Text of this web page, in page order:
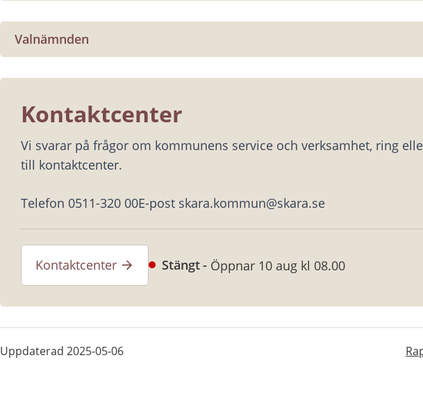
Valnämnden
Kontaktcenter
Vi svarar på frågor om kommunens service och verksamhet, ring
till kontaktcenter.
Telefon 0511-320 00E-post skara.kommun@skara.se
Kontaktcenter Stängt Öppnar 10 aug kl 08.00
Uppdaterad 2025-05-06